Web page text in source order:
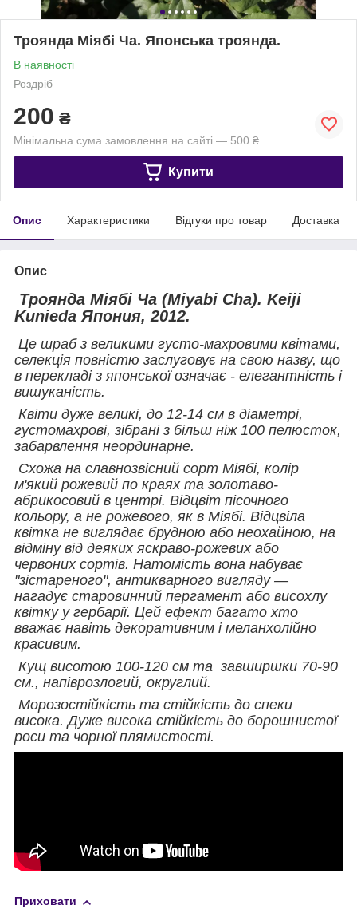
Троянда Міябі Ча. Японська троянда.
В наявності
Роздріб
200 ₴
Мінімальна сума замовлення на сайті — 500 ₴
Купити
Опис Характеристики Відгуки про товар Доставка
Опис
Троянда Міябі Ча (Мiyabi Cha). Keiji
Kunieda Япония, 2012.
Це шраб з великими густо-махровими квітами,
селекція повністю заслуговує на свою назву, що
в перекладі з японської означає - елегантність і
вишуканість.
Квіти дуже великі, до 12-14 см в діаметрі,
густомахрові, зібрані з більш ніж 100 пелюсток,
забарвлення неординарне.
Схожа на славнозвісний сорт Міябі, колір
м'який рожевий по краях та золотаво-
абрикосовий в центрі. Відцвіт пісочного
кольору, а не рожевого, як в Міябі. Відцвіла
квітка не виглядає брудною або неохайною, на
відміну від деяких яскраво-рожевих або
червоних сортів. Натомість вона набуває
"зістареного", антикварного вигляду —
нагадує старовинний пергамент або висохлу
квітку у гербарії. Цей ефект багато хто
вважає навіть декоративним і меланхолійно
красивим.
Кущ висотою 100-120 см та завширшки 70-90
см., напіврозлогий, округлий.
Морозостійкість та стійкість до спеки
висока. Дуже висока стійкість до борошнистої
роси та чорної плямистості.
Приховати